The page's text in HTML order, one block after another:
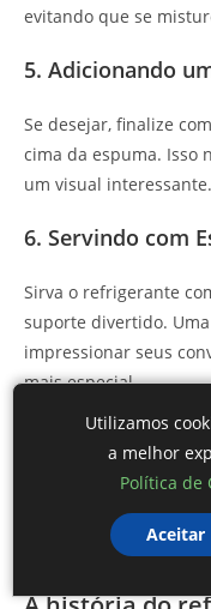
evitando que se
5. Adicionando
Se desejar, finalize
cima da espuma. Isso
um visual interessante.
6. Servindo com
Sirva o refrigerante
suporte divertido.
impressionar seus
mais especial.
7. Ambiente
Criar um ambiente
com flores e
bebida e deixar todos
Utilizamos
a melhor
Política de
Aceitar